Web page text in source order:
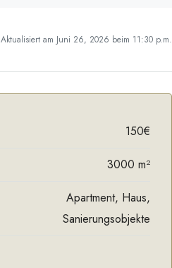
Aktualisiert am Juni 26, 2026 beim 11:30 p.m.
150€
3000 m²
Apartment, Haus,
Sanierungsobjekte